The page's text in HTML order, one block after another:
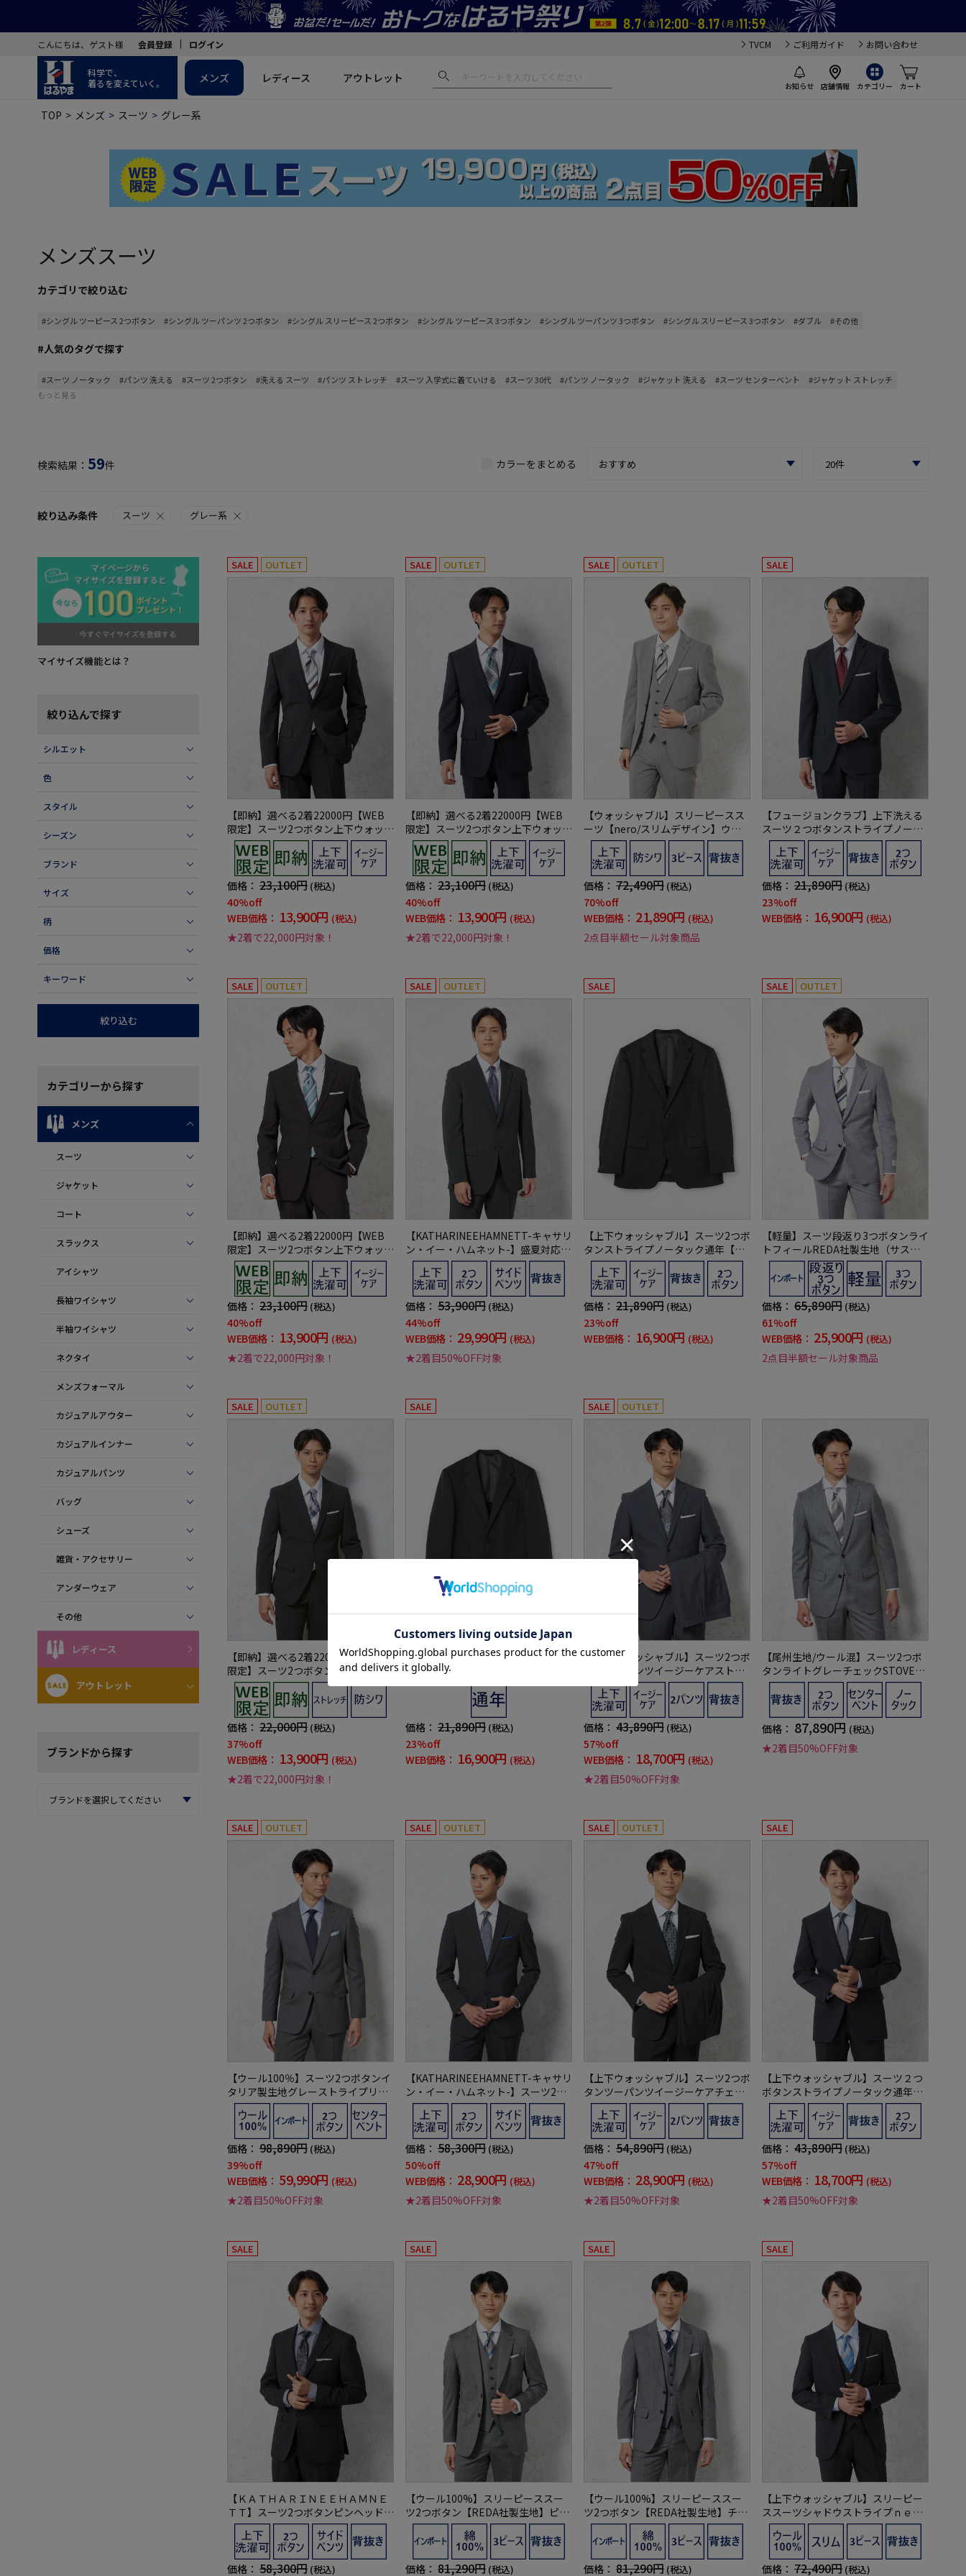
こんにちは、ゲスト様 会員登録 ログイン TVCM ご利用ガイド お問い合わせ
科学で、
着るを変えていく。
お知らせ 店舗情報 カテゴリー カート
メンズ レディース アウトレット
TOP メンズ スーツ グレー系
メンズスーツ
カテゴリで絞り込む
#シングル ツーピース 2つボタン #シングル ツーパンツ 2つボタン #シングル スリーピース 2つボタン #シングル ツーピース 3つボタン #シングル ツーパンツ 3つボタン #シングル スリーピース 3つボタン #ダブル #その他
#人気のタグで探す
#スーツ ノータック #パンツ 洗える #スーツ 2つボタン #洗える スーツ #パンツ ストレッチ #スーツ 入学式に着ていける #スーツ 30代 #パンツ ノータック #ジャケット 洗える #スーツ センターベント
#ジャケット ストレッチ
もっと見る
検索結果： 59件 カラーをまとめる
絞り込み条件 スーツ グレー系
マイサイズ機能とは？
絞り込んで探す
シルエット
色
スタイル
シーズン
ブランド
サイズ
柄
価格
キーワード
絞り込む
カテゴリーから探す
メンズ
スーツ
ジャケット
コート
スラックス
アイシャツ
長袖ワイシャツ
半袖ワイシャツ
ネクタイ
メンズフォーマル
カジュアルアウター
カジュアルインナー
カジュアルパンツ
バッグ
シューズ
雑貨・アクセサリー
アンダーウェア
その他
レディース
アウトレット
ブランドから探す
SALE OUTLET
【即納】選べる2着22000円【WEB
限定】スーツ2つボタン上下ウォッシ
ャブルグレー小柄3シーズン対応
価格： 23,100円 (税込)
40%off
WEB価格： 13,900円 (税込)
★2着で22,000円対象！
SALE OUTLET
【即納】選べる2着22000円【WEB
限定】スーツ2つボタン上下ウォッシ
ャブルグレー織柄無地3シーズン対応
価格： 23,100円 (税込)
40%off
WEB価格： 13,900円 (税込)
★2着で22,000円対象！
SALE OUTLET
【ウォッシャブル】スリーピースス
ーツ【nero/スリムデザイン】ウー
ル混2つボタンノータックストライプ
価格： 72,490円 (税込)
70%off
WEB価格： 21,890円 (税込)
2点目半額セール対象商品
SALE
【フュージョンクラブ】上下洗える
スーツ２つボタンストライプノータ
ック上下ウォッシャブル通年ポリエ
ステル100%
価格： 21,890円 (税込)
23%off
WEB価格： 16,900円 (税込)
SALE OUTLET
【即納】選べる2着22000円【WEB
限定】スーツ2つボタン上下ウォッシ
ャブルグレーストライプ
価格： 23,100円 (税込)
40%off
WEB価格： 13,900円 (税込)
★2着で22,000円対象！
SALE OUTLET
【KATHARINEEHAMNETT-キャサリ
ン・イー・ハムネット-】盛夏対応ス
ーツ2つボタン上下ウォッシャブルグ
レーチェック春夏
価格： 53,900円 (税込)
44%off
WEB価格： 29,990円 (税込)
★2着目50%OFF対象
SALE
【上下ウォッシャブル】スーツ2つボ
タンストライプノータック通年【フ
ュージョンクラブ】
価格： 21,890円 (税込)
23%off
WEB価格： 16,900円 (税込)
SALE OUTLET
【軽量】スーツ段返り3つボタンライ
トフィールREDA社製生地（サステ
ィナブル素材）無地リッケンバッカ
ー春夏
価格： 65,890円 (税込)
61%off
WEB価格： 25,900円 (税込)
2点目半額セール対象商品
SALE OUTLET
【即納】選べる2着22000円【WEB
限定】スーツ2つボタン4WAYストレ
ッチマイクロチェックグレー
価格： 22,000円 (税込)
37%off
WEB価格： 13,900円 (税込)
★2着で22,000円対象！
SALE
【ハントレークラブ】上下ウォッシ
ャブルスーツ2つボタンストライプワ
ンタックハントレークラブ通年
価格： 21,890円 (税込)
23%off
WEB価格： 16,900円 (税込)
SALE OUTLET
【上下ウォッシャブル】スーツ2つボ
タンツーパンツイージーケアストラ
イプpinkywolman
価格： 43,890円 (税込)
57%off
WEB価格： 18,700円 (税込)
★2着目50%OFF対象
【尾州生地/ウール混】スーツ2つボ
タンライトグレーチェックSTOVEL&
MASON
価格： 87,890円 (税込)
★2着目50%OFF対象
SALE OUTLET
【ウール100％】スーツ2つボタンイ
タリア製生地グレーストライプリッ
ケンバッカーホワイト
価格： 98,890円 (税込)
39%off
WEB価格： 59,990円 (税込)
★2着目50%OFF対象
SALE OUTLET
【KATHARINEEHAMNETT-キャサリ
ン・イー・ハムネット-】スーツ2つ
ボタングレーチェック上下ウォッシ
ャブルウール混
価格： 58,300円 (税込)
50%off
WEB価格： 28,900円 (税込)
★2着目50%OFF対象
SALE OUTLET
【上下ウォッシャブル】スーツ2つボ
タンツーパンツイージーケアチェッ
クリッケンバッカー
価格： 54,890円 (税込)
47%off
WEB価格： 28,900円 (税込)
★2着目50%OFF対象
SALE
【上下ウォッシャブル】スーツ２つ
ボタンストライプノータック通年
【ビバリーヒルズポロクラブ】
価格： 43,890円 (税込)
57%off
WEB価格： 18,700円 (税込)
★2着目50%OFF対象
SALE
【ＫＡＴＨＡＲＩＮＥＥＨＡＭＮＥ
ＴＴ】スーツ2つボタンピンヘッドキ
ャサリンＥハムネット上下ウォッシ
ャブルノータック通年
価格： 58,300円 (税込)
SALE
【ウール100%】スリーピーススー
ツ2つボタン【REDA社製生地】ピン
ヘッドリッケンバッカー
価格： 81,290円 (税込)
SALE
【ウール100%】スリーピーススー
ツ2つボタン【REDA社製生地】チェ
ックリッケンバッカー
価格： 81,290円 (税込)
SALE
【上下ウォッシャブル】スリーピー
ススーツシャドウストライプｎｅｒ
ｏノータック春夏【ネロ】
価格： 72,490円 (税込)